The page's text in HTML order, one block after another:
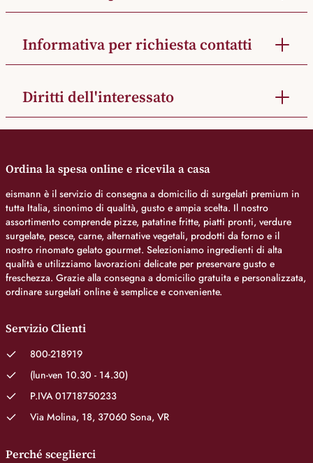
Informativa per richiesta contatti
Diritti dell'interessato
Ordina la spesa online e ricevila a casa
eismann è il servizio di consegna a domicilio di surgelati premium in
tutta Italia, sinonimo di qualità, gusto e ampia scelta. Il nostro
assortimento comprende pizze, patatine fritte, piatti pronti, verdure
surgelate, pesce, carne, alternative vegetali, prodotti da forno e il
nostro rinomato gelato gourmet. Selezioniamo ingredienti di alta
qualità e utilizziamo lavorazioni delicate per preservare gusto e
freschezza. Grazie alla consegna a domicilio gratuita e personalizzata,
ordinare surgelati online è semplice e conveniente.
Servizio Clienti
800-218919
(lun-ven 10.30 - 14.30)
P.IVA 01718750233
Via Molina, 18, 37060 Sona, VR
Perché sceglierci